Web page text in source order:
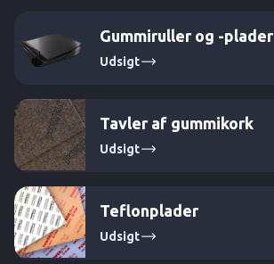
Gummiruller og -plader
Udsigt
Tavler af gummikork
Udsigt
Teflonplader
Udsigt